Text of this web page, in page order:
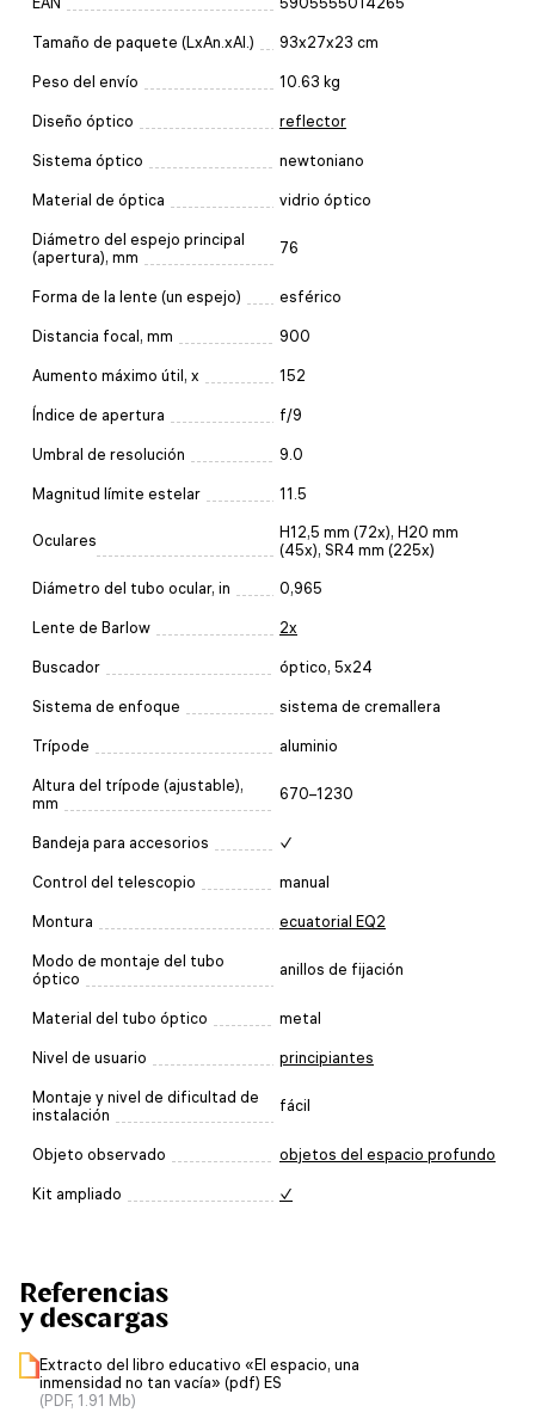
Tamaño de paquete (LxAn.xAl.) 93x27x23 cm
Peso del envío 10.63 kg
Diseño óptico reflector
Sistema óptico newtoniano
Material de óptica vidrio óptico
Diámetro del espejo principal
(apertura), mm
76
Forma de la lente (un espejo) esférico
Distancia focal, mm 900
Aumento máximo útil, x 152
Índice de apertura f/9
Umbral de resolución 9.0
Magnitud límite estelar 11.5
Oculares
H12,5 mm (72х), H20 mm
(45x), SR4 mm (225х)
Diámetro del tubo ocular, in 0,965
Lente de Barlow 2x
Buscador óptico, 5x24
Sistema de enfoque sistema de cremallera
Trípode aluminio
Altura del trípode (ajustable),
mm
670–1230
Bandeja para accesorios ✓
Control del telescopio manual
Montura ecuatorial EQ2
Modo de montaje del tubo
óptico
anillos de fijación
Material del tubo óptico metal
Nivel de usuario principiantes
Montaje y nivel de dificultad de
instalación
fácil
Objeto observado objetos del espacio profundo
Kit ampliado ✓
Referencias
y descargas
Extracto del libro educativo «El espacio, una
inmensidad no tan vacía» (pdf) ES
(PDF, 1.91 Mb)